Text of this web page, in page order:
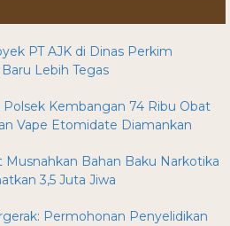
PT AJK di Dinas Perkim
Lebih Tegas
Kembangan 74 Ribu Obat
Vape Etomidate Diamankan
Musnahkan Bahan Baku Narkotika
3,5 Juta Jiwa
Permohonan Penyelidikan